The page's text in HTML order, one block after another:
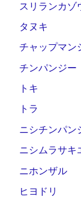
スリランカゾ
タヌキ
チャップマン
チンパンジー
トキ
トラ
ニシチンパン
ニシムラサキ
ニホンザル
ヒヨドリ